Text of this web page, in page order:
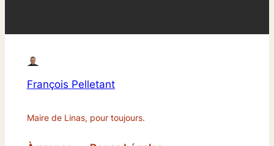
François Pelletant
Maire de Linas, pour toujours.